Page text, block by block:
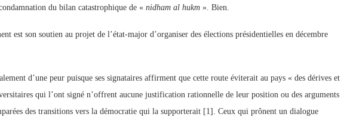
du bilan catastrophique de « nidham al hukm ». Bien.
est son soutien au projet de l’état-major d’organiser des élections présidentielles en décembre
d’une peur puisque ses signataires affirment que cette route éviterait au pays « des dérives et
qui l’ont signé n’offrent aucune justification rationnelle de leur position ou des arguments
des transitions vers la démocratie qui la supporterait [1]. Ceux qui prônent un dialogue